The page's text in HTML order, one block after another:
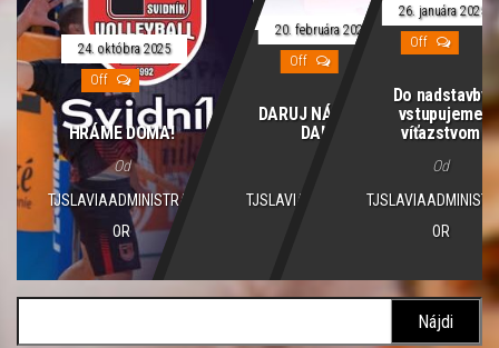
24. októbra 2025
Off
HRÁME DOMA!
Od
TJSLAVIAADMINISTRAT
OR
20. februára 2025
Off
DARUJ NÁM 2% Z
DANE
TJSLAVIAADMINISTRAT
26. januára 2025
Off
Do nadstavby
vstupujeme
víťazstvom
Od
OR